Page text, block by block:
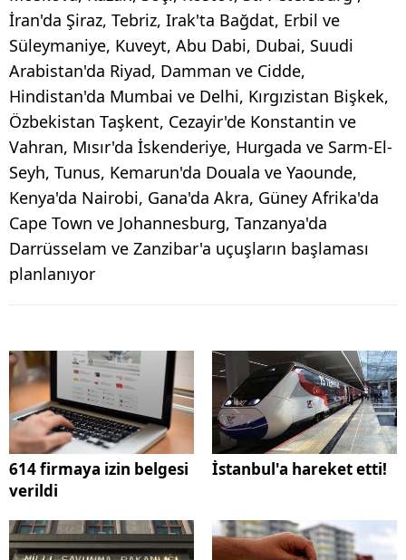
İran'da Şiraz, Tebriz, Irak'ta Bağdat, Erbil ve
Süleymaniye, Kuveyt, Abu Dabi, Dubai, Suudi
Arabistan'da Riyad, Damman ve Cidde,
Hindistan'da Mumbai ve Delhi, Kırgızistan Bişkek,
Özbekistan Taşkent, Cezayir'de Konstantin ve
Vahran, Mısır'da İskenderiye, Hurgada ve Sarm-El-
Seyh, Tunus, Kemarun'da Douala ve Yaounde,
Kenya'da Nairobi, Gana'da Akra, Güney Afrika'da
Cape Town ve Johannesburg, Tanzanya'da
Darrüsselam ve Zanzibar'a uçuşların başlaması
planlanıyor
614 firmaya izin belgesi
verildi
İstanbul'a hareket etti!